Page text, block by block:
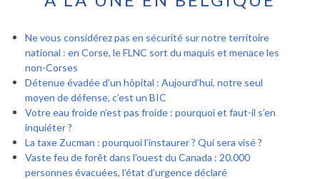
Ne vous considérez pas en sécurité sur notre territoire
national : en Corse, le FLNC sort du maquis et menace les
non-Corses
Détenue évadée d’un hôpital : Aujourd’hui, notre seul
moyen de défense, c’est un BIC
Votre eau froide n’est pas froide : pourquoi et faut-il s’en
inquiéter ?
La taxe Zucman : pourquoi l’instaurer ? Qui sera visé ?
Vaste feu de forêt dans l’ouest du Canada : 20.000
personnes évacuées, l’état d’urgence déclaré